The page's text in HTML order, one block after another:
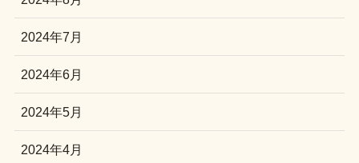
2024年7月
2024年6月
2024年5月
2024年4月